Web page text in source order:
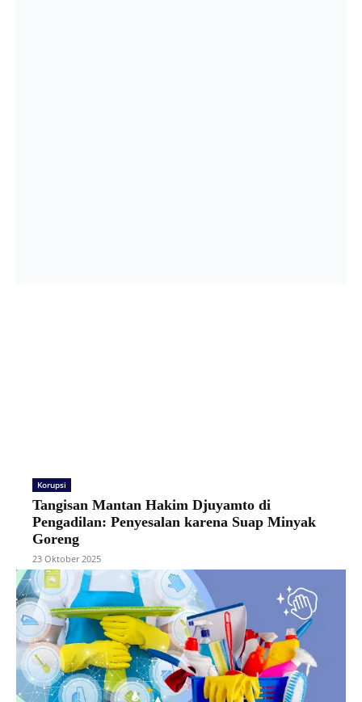
Korupsi
Tangisan Mantan Hakim Djuyamto di
Pengadilan: Penyesalan karena Suap Minyak
Goreng
23 Oktober 2025